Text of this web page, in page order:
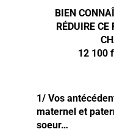
BIEN
RÉDUIRE
12 100
1/ Vos
maternel et
soeur…